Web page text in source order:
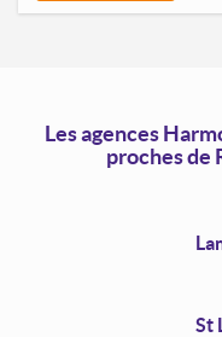
Les agences
proches de
St